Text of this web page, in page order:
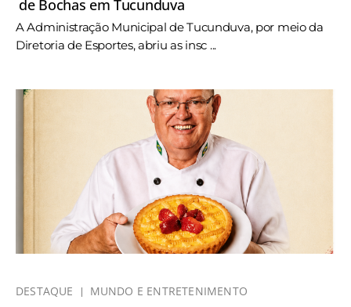
de Bochas em Tucunduva
A Administração Municipal de Tucunduva, por meio da
Diretoria de Esportes, abriu as insc ...
DESTAQUE MUNDO E ENTRETENIMENTO